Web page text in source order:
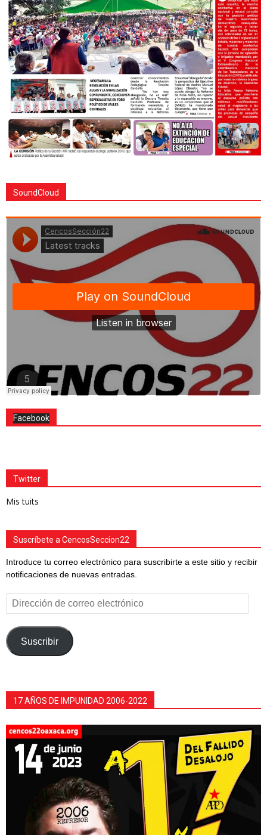
SoundCloud
Facebook
Twitter
Mis tuits
Suscríbete a CencosSeccion22
Introduce tu correo electrónico para suscribirte a este sitio y recibir
notificaciones de nuevas entradas.
Dirección
de
correo
electrónico
Suscribir
17 AÑOS DE IMPUNIDAD 2006-2022